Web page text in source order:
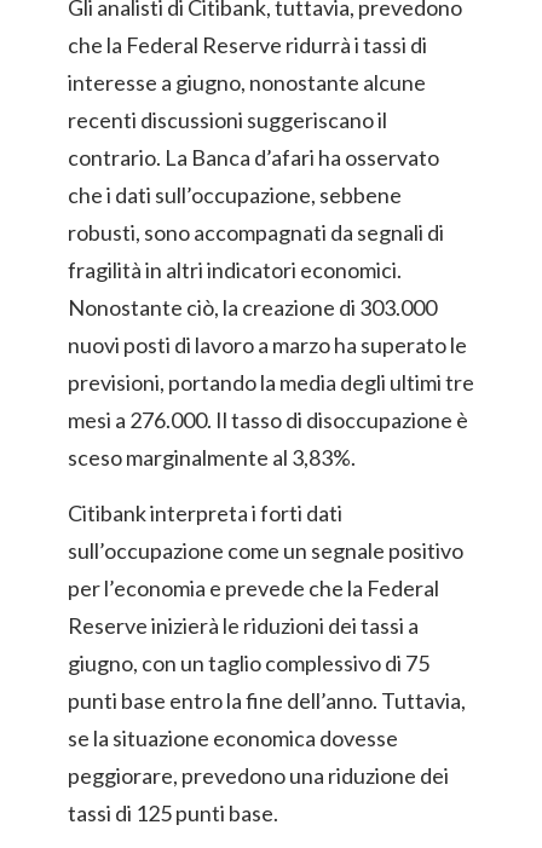
Gli analisti di Citibank, tuttavia, prevedono
che la Federal Reserve ridurrà i tassi di
interesse a giugno, nonostante alcune
recenti discussioni suggeriscano il
contrario. La Banca d’afari ha osservato
che i dati sull’occupazione, sebbene
robusti, sono accompagnati da segnali di
fragilità in altri indicatori economici.
Nonostante ciò, la creazione di 303.000
nuovi posti di lavoro a marzo ha superato le
previsioni, portando la media degli ultimi tre
mesi a 276.000. Il tasso di disoccupazione è
sceso marginalmente al 3,83%.
Citibank interpreta i forti dati
sull’occupazione come un segnale positivo
per l’economia e prevede che la Federal
Reserve inizierà le riduzioni dei tassi a
giugno, con un taglio complessivo di 75
punti base entro la fine dell’anno. Tuttavia,
se la situazione economica dovesse
peggiorare, prevedono una riduzione dei
tassi di 125 punti base.